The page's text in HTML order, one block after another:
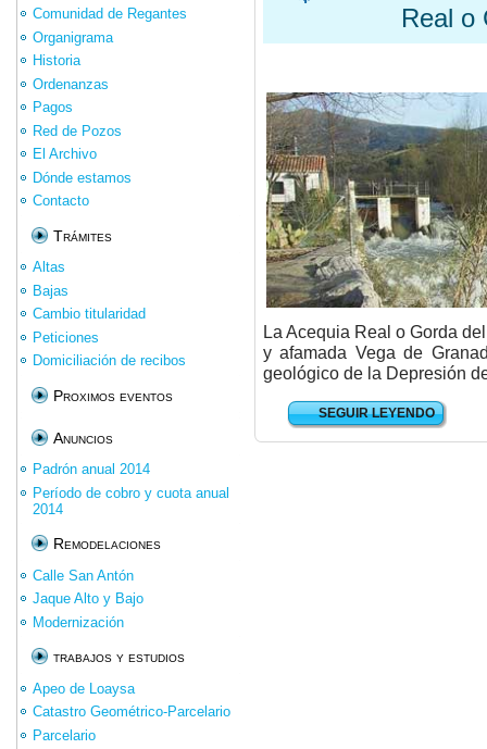
Comunidad de Regantes
Organigrama
Historia
Ordenanzas
Pagos
Red de Pozos
El Archivo
Dónde estamos
Contacto
Trámites
Altas
Bajas
Cambio titularidad
Peticiones
Domiciliación de recibos
Proximos eventos
Anuncios
Padrón anual 2014
Período de cobro y cuota anual
2014
Remodelaciones
Calle San Antón
Jaque Alto y Bajo
Modernización
trabajos y estudios
Apeo de Loaysa
Catastro Geométrico-Parcelario
Parcelario
Real o
La Acequia Real o Gorda
y afamada Vega de
geológico de la Depresión
SEGUIR LEYENDO